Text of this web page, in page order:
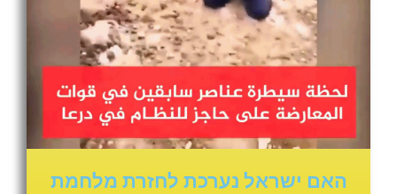
האם ישראל נערכת לחזרת מלחמת